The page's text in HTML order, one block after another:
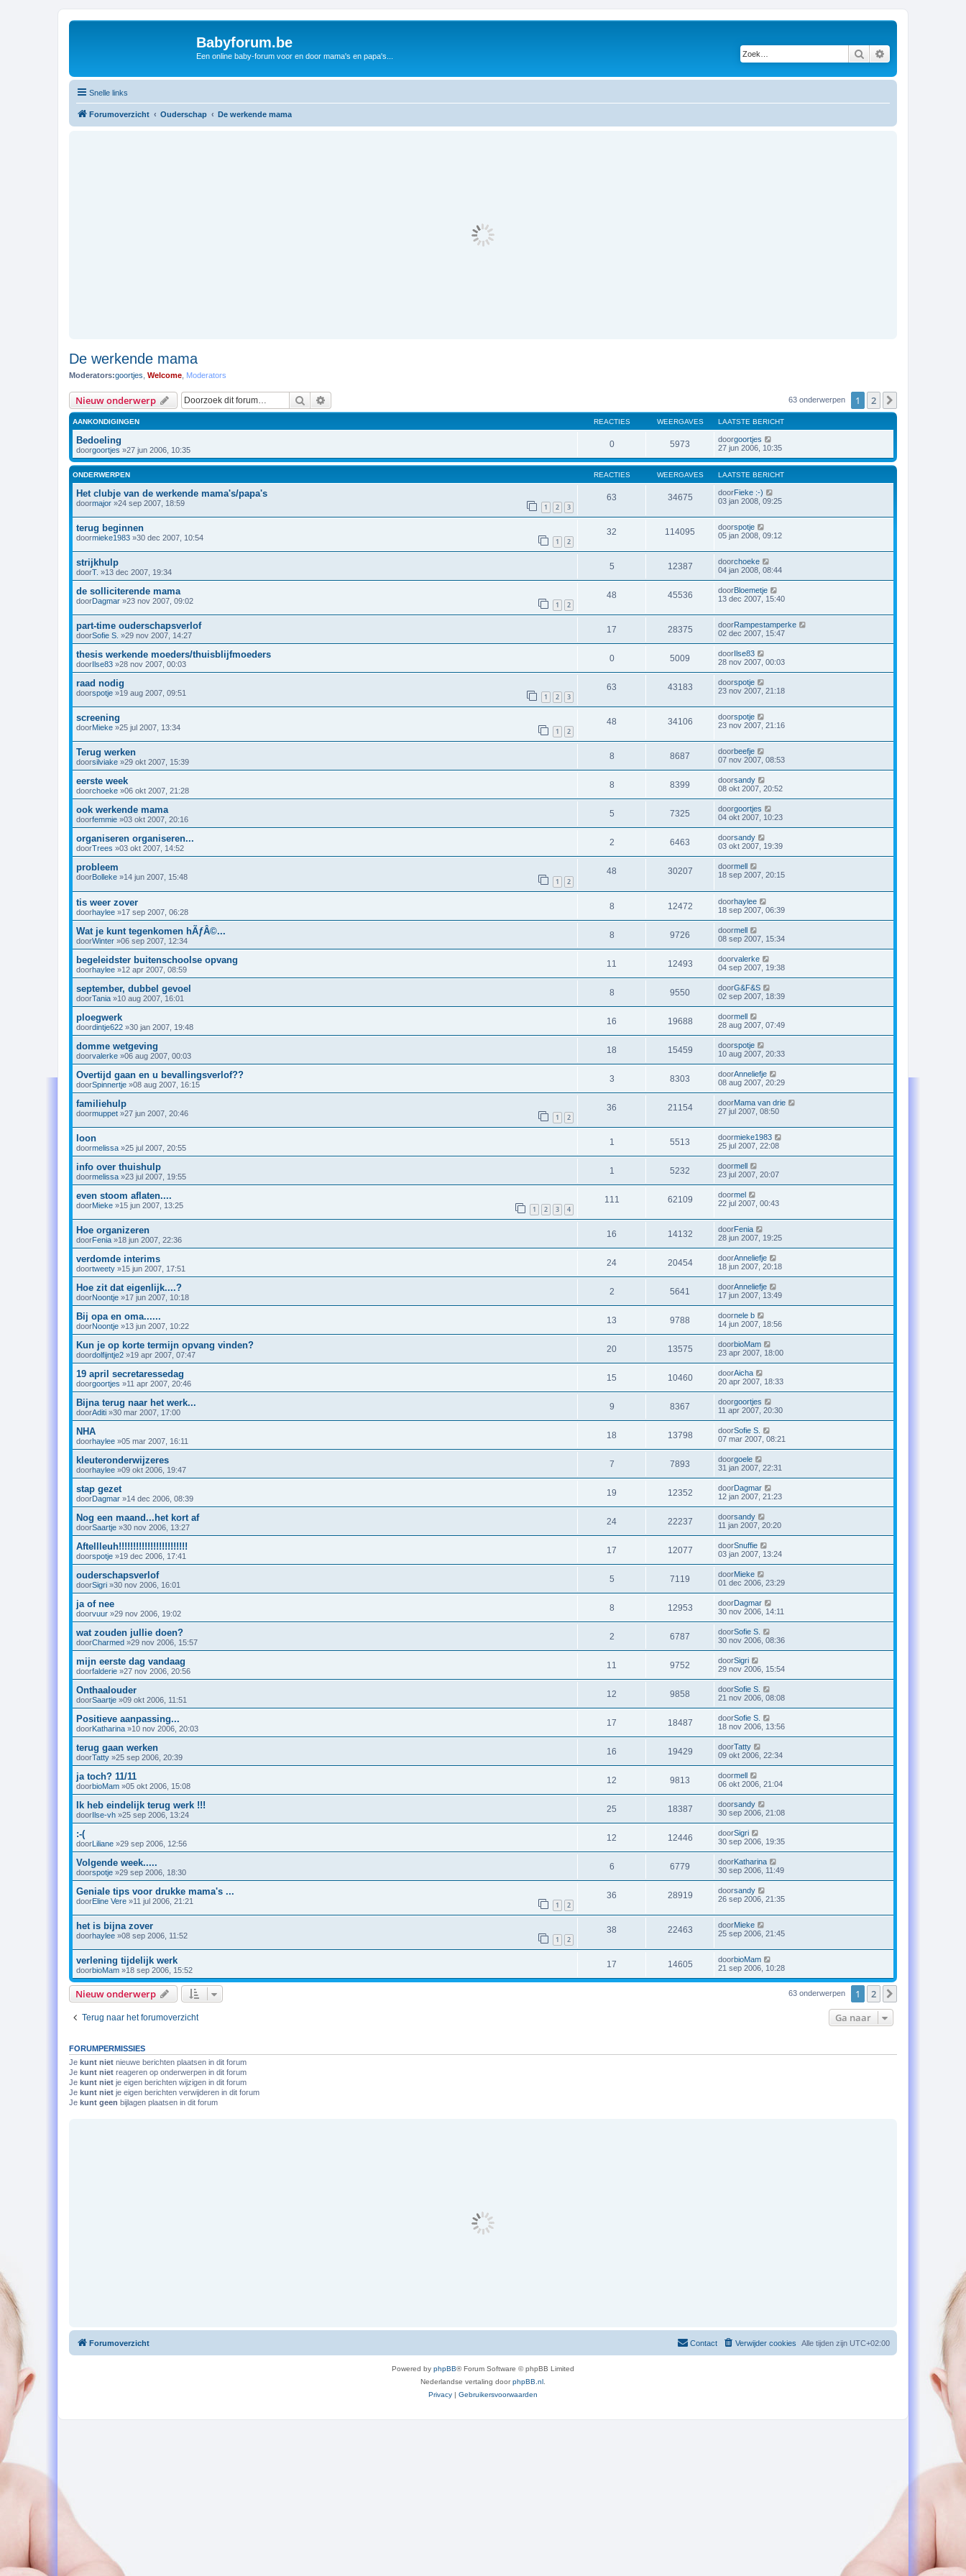
Babyforum.be
Een online baby-forum voor en door mama's en papa's... Zoek
Snelle links
Forumoverzicht Ouderschap De werkende mama
De werkende mama
Moderators:goortjes Welcome Moderators
Nieuw onderwerp Zoek 63 onderwerpen 1 2
AANKONDIGINGEN REACTIES WEERGAVES LAATSTE BERICHT
Bedoeling
doorgoortjes »27 jun 2006, 10:35
0 5973 doorgoortjes
27 jun 2006, 10:35
ONDERWERPEN REACTIES WEERGAVES LAATSTE BERICHT
Het clubje van de werkende mama's/papa's
doormajor »24 sep 2007, 18:59 1 2 3
63 34675 doorFieke :-)
03 jan 2008, 09:25
terug beginnen
doormieke1983 »30 dec 2007, 10:54 1 2
32 114095 doorspotje
05 jan 2008, 09:12
strijkhulp
doorT. »13 dec 2007, 19:34
5 12387 doorchoeke
04 jan 2008, 08:44
de solliciterende mama
doorDagmar »23 nov 2007, 09:02 1 2
48 45536 doorBloemetje
13 dec 2007, 15:40
part-time ouderschapsverlof
doorSofie S. »29 nov 2007, 14:27
17 28375 doorRampestamperke
02 dec 2007, 15:47
thesis werkende moeders/thuisblijfmoeders
door Ilse83 »28 nov 2007, 00:03
0 5009 door Ilse83
28 nov 2007, 00:03
raad nodig
doorspotje »19 aug 2007, 09:51 1 2 3
63 43183 doorspotje
23 nov 2007, 21:18
screening
doorMieke »25 jul 2007, 13:34 1 2
48 34106 doorspotje
23 nov 2007, 21:16
Terug werken
doorsilviake »29 okt 2007, 15:39
8 8687 doorbeefje
07 nov 2007, 08:53
eerste week
doorchoeke »06 okt 2007, 21:28
8 8399 doorsandy
08 okt 2007, 20:52
ook werkende mama
doorfemmie »03 okt 2007, 20:16
5 7325 doorgoortjes
04 okt 2007, 10:23
organiseren organiseren...
doorTrees »03 okt 2007, 14:52
2 6463 doorsandy
03 okt 2007, 19:39
probleem
doorBolleke »14 jun 2007, 15:48 1 2
48 30207 doormell
18 sep 2007, 20:15
tis weer zover
doorhaylee »17 sep 2007, 06:28
8 12472 doorhaylee
18 sep 2007, 06:39
Wat je kunt tegenkomen hÃƒÂ©...
doorWinter »06 sep 2007, 12:34
8 9726 doormell
08 sep 2007, 15:34
begeleidster buitenschoolse opvang
doorhaylee »12 apr 2007, 08:59
11 12493 doorvalerke
04 sep 2007, 19:38
september, dubbel gevoel
doorTania »10 aug 2007, 16:01
8 9550 doorG&F&S
02 sep 2007, 18:39
ploegwerk
doordintje622 »30 jan 2007, 19:48
16 19688 doormell
28 aug 2007, 07:49
domme wetgeving
doorvalerke »06 aug 2007, 00:03
18 15459 doorspotje
10 aug 2007, 20:33
Overtijd gaan en u bevallingsverlof??
doorSpinnertje »08 aug 2007, 16:15
3 8303 doorAnneliefje
08 aug 2007, 20:29
familiehulp
doormuppet »27 jun 2007, 20:46 1 2
36 21154 doorMama van drie
27 jul 2007, 08:50
loon
doormelissa »25 jul 2007, 20:55
1 5513 doormieke1983
25 jul 2007, 22:08
info over thuishulp
doormelissa »23 jul 2007, 19:55
1 5232 doormell
23 jul 2007, 20:07
even stoom aflaten....
doorMieke »15 jun 2007, 13:25 1 2 3 4
111 62109 doormel
22 jul 2007, 00:43
Hoe organizeren
doorFenia »18 jun 2007, 22:36
16 14132 doorFenia
28 jun 2007, 19:25
verdomde interims
doortweety »15 jun 2007, 17:51
24 20454 doorAnneliefje
18 jun 2007, 20:18
Hoe zit dat eigenlijk....?
doorNoontje »17 jun 2007, 10:18
2 5641 doorAnneliefje
17 jun 2007, 13:49
Bij opa en oma......
doorNoontje »13 jun 2007, 10:22
13 9788 doornele b
14 jun 2007, 18:56
Kun je op korte termijn opvang vinden?
doordolfijntje2 »19 apr 2007, 07:47
20 13575 doorbioMam
23 apr 2007, 18:00
19 april secretaressedag
doorgoortjes »11 apr 2007, 20:46
15 10460 doorAicha
20 apr 2007, 18:33
Bijna terug naar het werk...
doorAditi »30 mar 2007, 17:00
9 8367 doorgoortjes
11 apr 2007, 20:30
NHA
doorhaylee »05 mar 2007, 16:11
18 13798 doorSofie S.
07 mar 2007, 08:21
kleuteronderwijzeres
doorhaylee »09 okt 2006, 19:47
7 7893 doorgoele
31 jan 2007, 22:31
stap gezet
doorDagmar »14 dec 2006, 08:39
19 12352 doorDagmar
12 jan 2007, 21:23
Nog een maand...het kort af
doorSaartje »30 nov 2006, 13:27
24 22237 doorsandy
11 jan 2007, 20:20
Aftellleuh!!!!!!!!!!!!!!!!!!!!!!!!
doorspotje »19 dec 2006, 17:41
17 12077 doorSnuffie
03 jan 2007, 13:24
ouderschapsverlof
doorSigri »30 nov 2006, 16:01
5 7119 doorMieke
01 dec 2006, 23:29
ja of nee
doorvuur »29 nov 2006, 19:02
8 12953 doorDagmar
30 nov 2006, 14:11
wat zouden jullie doen?
doorCharmed »29 nov 2006, 15:57
2 6787 doorSofie S.
30 nov 2006, 08:36
mijn eerste dag vandaag
doorfalderie »27 nov 2006, 20:56
11 9752 doorSigri
29 nov 2006, 15:54
Onthaalouder
doorSaartje »09 okt 2006, 11:51
12 9858 doorSofie S.
21 nov 2006, 08:08
Positieve aanpassing...
doorKatharina »10 nov 2006, 20:03
17 18487 doorSofie S.
18 nov 2006, 13:56
terug gaan werken
doorTatty »25 sep 2006, 20:39
16 19429 doorTatty
09 okt 2006, 22:34
ja toch? 11/11
doorbioMam »05 okt 2006, 15:08
12 9813 doormell
06 okt 2006, 21:04
Ik heb eindelijk terug werk !!!
doorIlse-vh »25 sep 2006, 13:24
25 18387 doorsandy
30 sep 2006, 21:08
:-(
doorLiliane »29 sep 2006, 12:56
12 12446 doorSigri
30 sep 2006, 19:35
Volgende week.....
doorspotje »29 sep 2006, 18:30
6 6779 doorKatharina
30 sep 2006, 11:49
Geniale tips voor drukke mama's ...
doorEline Vere »11 jul 2006, 21:21 1 2
36 28919 doorsandy
26 sep 2006, 21:35
het is bijna zover
doorhaylee »08 sep 2006, 11:52 1 2
38 22463 doorMieke
25 sep 2006, 21:45
verlening tijdelijk werk
doorbioMam »18 sep 2006, 15:52
17 14605 doorbioMam
21 sep 2006, 10:28
Nieuw onderwerp 63 onderwerpen 1 2
Terug naar het forumoverzicht Ga naar
FORUMPERMISSIES
Je kunt niet nieuwe berichten plaatsen in dit forum
Je kunt niet reageren op onderwerpen in dit forum
Je kunt niet je eigen berichten wijzigen in dit forum
Je kunt niet je eigen berichten verwijderen in dit forum
Je kunt geen bijlagen plaatsen in dit forum
Forumoverzicht Alle tijden zijn UTC+02:00
Verwijder cookies
Contact
Powered by phpBB® Forum Software © phpBB Limited
Nederlandse vertaling doorphpBB.nl .
Privacy
Gebruikersvoorwaarden